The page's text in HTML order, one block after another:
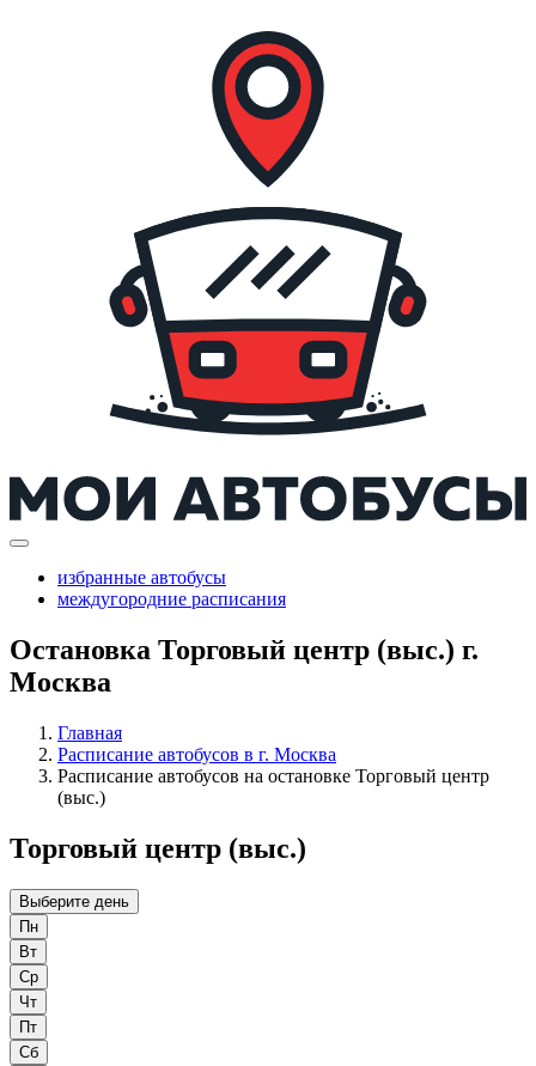
избранные автобусы
междугородние расписания
Остановка Торговый центр (выс.) г.
Москва
Главная
Расписание автобусов в г. Москва
Расписание автобусов на остановке Торговый центр
(выс.)
Торговый центр (выс.)
Выберите день
Пн
Вт
Ср
Чт
Пт
Сб